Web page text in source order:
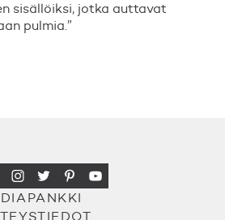
sisällöiksi, jotka auttavat
pulmia.”